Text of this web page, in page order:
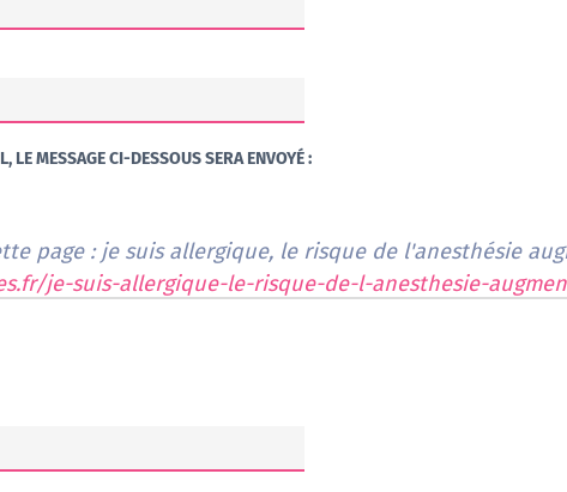
LE MESSAGE CI-DESSOUS SERA ENVOYÉ :
page : je suis allergique, le risque de l'anesthésie
je-suis-allergique-le-risque-de-l-anesthesie-